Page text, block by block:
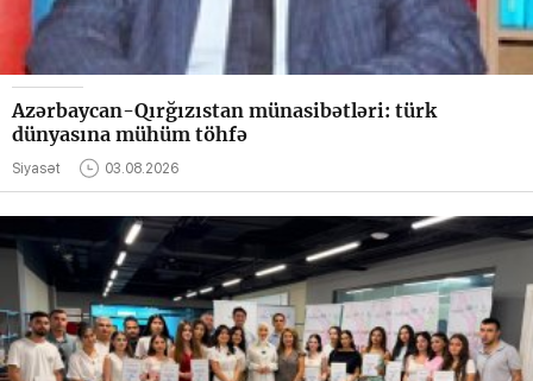
Azərbaycan-Qırğızıstan münasibətləri: türk
dünyasına mühüm töhfə
Siyasət 03.08.2026